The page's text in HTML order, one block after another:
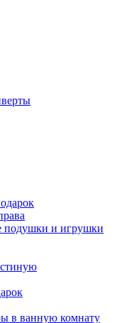
подушки и игрушки
в ванную комнату